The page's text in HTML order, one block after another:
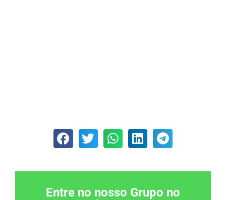
Entre no nosso Grupo no